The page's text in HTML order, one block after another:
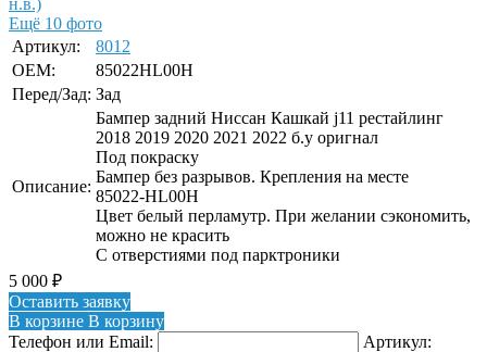
Ещё 10 фото
Артикул:
8012
OEM:
85022HL00H
Перед/Зад: Зад
Описание:
Бампер задний Ниссан Кашкай j11 рестайлинг
2018 2019 2020 2021 2022 б.у оригнал
Под покраску
Бампер без разрывов. Крепления на месте
85022-HL00H
Цвет белый перламутр. При желании сэкономить,
можно не красить
С отверстиями под парктроники
5 000 ₽
Оставить заявку
В корзине В корзину
Телефон или Email:
Артикул: